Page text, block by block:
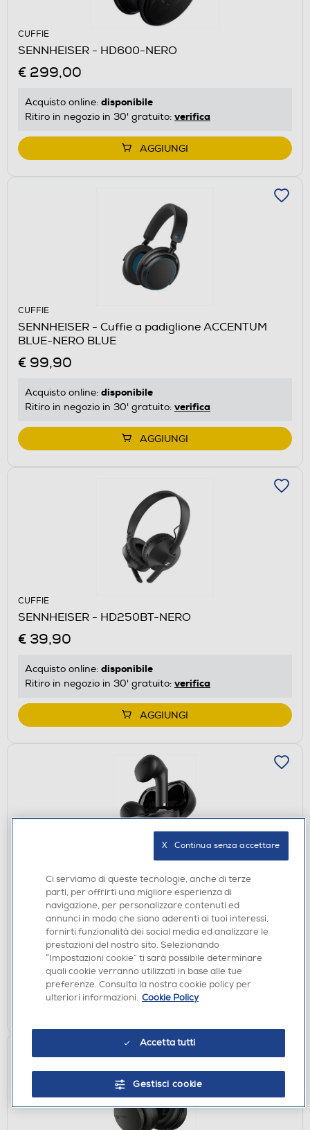
CUFFIE
SENNHEISER - HD600-NERO
€ 299,00
Acquisto online: disponibile
Ritiro in negozio in 30' gratuito: verifica
AGGIUNGI
CUFFIE
SENNHEISER - Cuffie a padiglione ACCENTUM
BLUE-NERO BLUE
€ 99,90
Acquisto online: disponibile
Ritiro in negozio in 30' gratuito: verifica
AGGIUNGI
CUFFIE
SENNHEISER - HD250BT-NERO
€ 39,90
Acquisto online: disponibile
Ritiro in negozio in 30' gratuito: verifica
AGGIUNGI
AURICOLARI
SENNHEISER - True Wireless OPEN Auricolari
ACCENTUM TW OPEN-NERO
€ 59,90
Acquisto online:disponibile
Ritiro in negozio in 30' gratuito:verifica
AGGIUNGI
Ci serviamo di queste tecnologie, anche di terze
parti, per offrirti una migliore esperienza di
navigazione, per personalizzare contenuti ed
annunci in modo che siano aderenti ai tuoi interessi,
fornirti funzionalità dei social media ed analizzare le
prestazioni del nostro sito. Selezionando
“Impostazioni cookie” ti sarà possibile determinare
quali cookie verranno utilizzati in base alle tue
preferenze. Consulta la nostra cookie policy per
ulteriori informazioni. Cookie Policy
Accetta tutti
Gestisci cookie
X   Continua senza accettare